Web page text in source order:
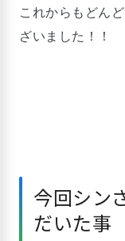
これからもどん
ざいました！！
今回シン
だいた事